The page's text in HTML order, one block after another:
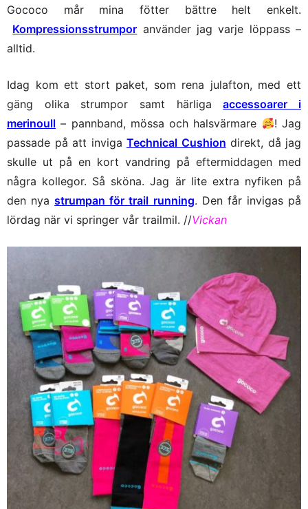
Gococo mår mina fötter bättre helt enkelt.
Kompressionsstrumpor använder jag varje löppass –
alltid.
Idag kom ett stort paket, som rena julafton, med ett
gäng olika strumpor samt härligaaccessoarer i
merinoull – pannband, mössa och halsvärmare
! Jag
passade på att inviga Technical Cushion direkt, då jag
skulle ut på en kort vandring på eftermiddagen med
några kollegor. Så sköna. Jag är lite extra nyfiken på
den nyastrumpan för trail running. Den får invigas på
lördag när vi springer vår trailmil. //Vickan